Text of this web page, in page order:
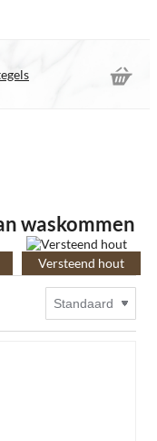
waskommen
Versteend hout